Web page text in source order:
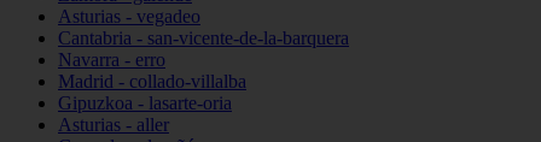
Asturias - vegadeo
Cantabria - san-vicente-de-la-barquera
Navarra - erro
Madrid - collado-villalba
Gipuzkoa - lasarte-oria
Asturias - aller